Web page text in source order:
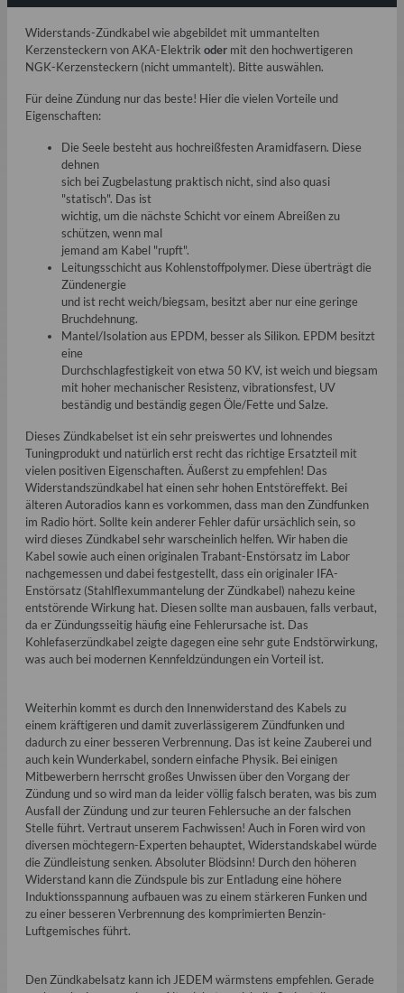
Widerstands-Zündkabel wie abgebildet mit ummantelten
Kerzensteckern von AKA-Elektrik oder mit den hochwertigeren
NGK-Kerzensteckern (nicht ummantelt). Bitte auswählen.
Für deine Zündung nur das beste! Hier die vielen Vorteile und
Eigenschaften:
Die Seele besteht aus hochreißfesten Aramidfasern. Diese
dehnen
sich bei Zugbelastung praktisch nicht, sind also quasi
"statisch". Das ist
wichtig, um die nächste Schicht vor einem Abreißen zu
schützen, wenn mal
jemand am Kabel "rupft".
Leitungsschicht aus Kohlenstoffpolymer. Diese überträgt die
Zündenergie
und ist recht weich/biegsam, besitzt aber nur eine geringe
Bruchdehnung.
Mantel/Isolation aus EPDM, besser als Silikon. EPDM besitzt
eine
Durchschlagfestigkeit von etwa 50 KV, ist weich und biegsam
mit hoher mechanischer Resistenz, vibrationsfest, UV
beständig und beständig gegen Öle/Fette und Salze.
Dieses Zündkabelset ist ein sehr preiswertes und lohnendes
Tuningprodukt und natürlich erst recht das richtige Ersatzteil mit
vielen positiven Eigenschaften. Äußerst zu empfehlen! Das
Widerstandszündkabel hat einen sehr hohen Entstöreffekt. Bei
älteren Autoradios kann es vorkommen, dass man den Zündfunken
im Radio hört. Sollte kein anderer Fehler dafür ursächlich sein, so
wird dieses Zündkabel sehr warscheinlich helfen. Wir haben die
Kabel sowie auch einen originalen Trabant-Enstörsatz im Labor
nachgemessen und dabei festgestellt, dass ein originaler IFA-
Enstörsatz (Stahlflexummantelung der Zündkabel) nahezu keine
entstörende Wirkung hat. Diesen sollte man ausbauen, falls verbaut,
da er Zündungsseitig häufig eine Fehlerursache ist. Das
Kohlefaserzündkabel zeigte dagegen eine sehr gute Endstörwirkung,
was auch bei modernen Kennfeldzündungen ein Vorteil ist.
Weiterhin kommt es durch den Innenwiderstand des Kabels zu
einem kräftigeren und damit zuverlässigerem Zündfunken und
dadurch zu einer besseren Verbrennung. Das ist keine Zauberei und
auch kein Wunderkabel, sondern einfache Physik. Bei einigen
Mitbewerbern herrscht großes Unwissen über den Vorgang der
Zündung und so wird man da leider völlig falsch beraten, was bis zum
Ausfall der Zündung und zur teuren Fehlersuche an der falschen
Stelle führt. Vertraut unserem Fachwissen! Auch in Foren wird von
diversen möchtegern-Experten behauptet, Widerstandskabel würde
die Zündleistung senken. Absoluter Blödsinn! Durch den höheren
Widerstand kann die Zündspule bis zur Entladung eine höhere
Induktionsspannung aufbauen was zu einem stärkeren Funken und
zu einer besseren Verbrennung des komprimierten Benzin-
Luftgemisches führt.
Den Zündkabelsatz kann ich JEDEM wärmstens empfehlen. Gerade